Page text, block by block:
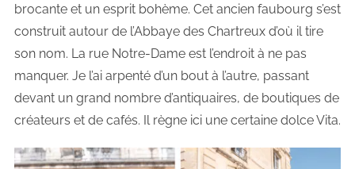
brocante et un esprit bohème. Cet ancien faubourg s’est
construit autour de l’Abbaye des Chartreux d’où il tire
son nom. La rue Notre-Dame est l’endroit à ne pas
manquer. Je l’ai arpenté d’un bout à l’autre, passant
devant un grand nombre d’antiquaires, de boutiques de
créateurs et de cafés. Il règne ici une certaine dolce Vita.